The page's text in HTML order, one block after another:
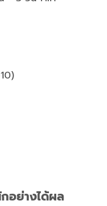
อย่างได้ผล